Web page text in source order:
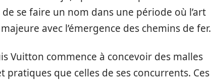
se faire un nom dans une période où l’art
avec l’émergence des chemins de fer.
Vuitton commence à concevoir des malles
que celles de ses concurrents. Ces